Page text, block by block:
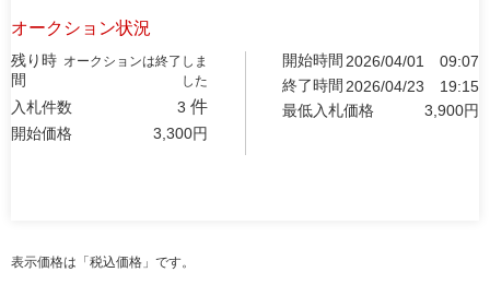
オークション状況
残り時
間
オークションは終了しま
した
入札件数 3 件
開始価格 3,300円
開始時間 2026/04/01
09:07
終了時間 2026/04/23
19:15
最低入札価格
3,900円
表示価格は「税込価格」です。